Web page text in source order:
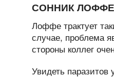
СОННИК ЛОФФЕ
Лоффе трактует
случае, проблема
стороны коллег
Увидеть паразитов